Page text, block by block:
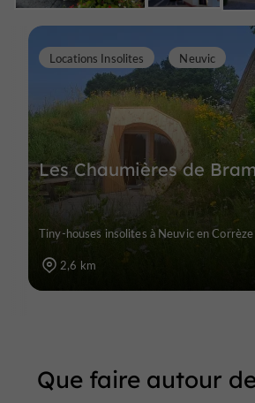
Les Chaumières de
Locations Insolites Neuvic
Tiny-houses insolites à Neuvic en Corrèze
2,6 km
Que faire autour